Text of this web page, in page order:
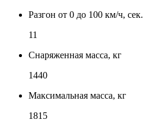
Разгон от 0 до 100 км/ч, сек.
11
Снаряженная масса, кг
1440
Максимальная масса, кг
1815